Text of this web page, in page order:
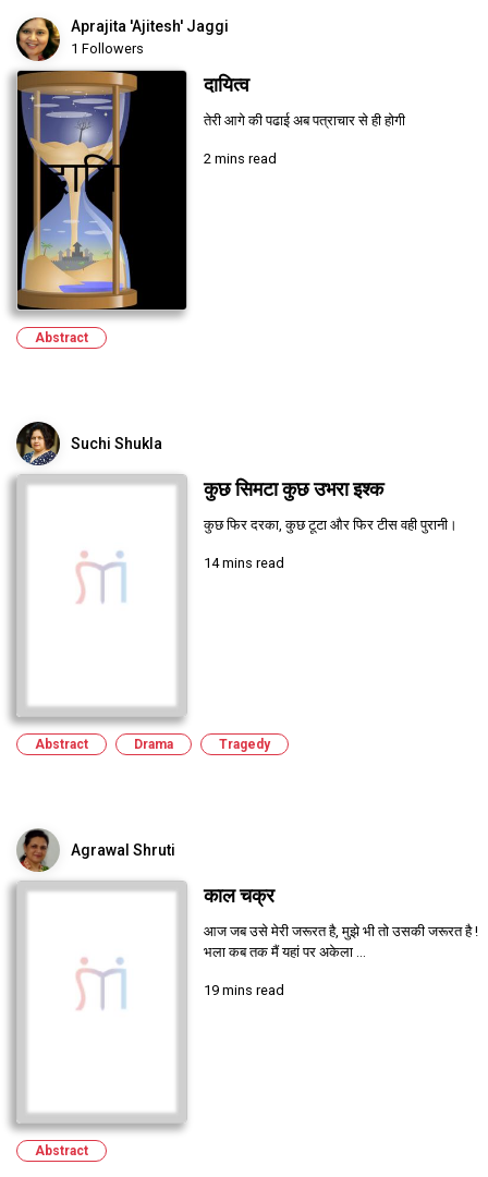
Aprajita 'Ajitesh' Jaggi
1 Followers
दायित्व
तेरी आगे की पढाई अब पत्राचार से ही होगी
2 mins read
Abstract
Suchi Shukla
कुछ सिमटा कुछ उभरा इश्क
कुछ फिर दरका, कुछ टूटा और फिर टीस वही पुरानी।
14 mins read
Abstract Drama Tragedy
Agrawal Shruti
काल चक्र
आज जब उसे मेरी जरूरत है, मुझे भी तो उसकी जरूरत है !
भला कब तक मैं यहां पर अकेला ...
19 mins read
Abstract